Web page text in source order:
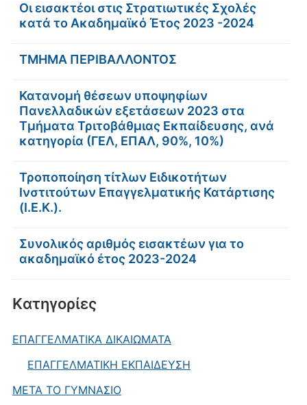
Οι εισακτέοι στις Στρατιωτικές Σχολές
κατά το Ακαδημαϊκό Έτος 2023 -2024
ΤΜΗΜΑ ΠΕΡΙΒΑΛΛΟΝΤΟΣ
Κατανομή θέσεων υποψηφίων
Πανελλαδικών εξετάσεων 2023 στα
Τμήματα Τριτοβάθμιας Εκπαίδευσης, ανά
κατηγορία (ΓΕΛ, ΕΠΑΛ, 90%, 10%)
Τροποποίηση τίτλων Ειδικοτήτων
Ινστιτούτων Επαγγελματικής Κατάρτισης
(Ι.Ε.Κ.).
Συνολικός αριθμός εισακτέων για το
ακαδημαϊκό έτος 2023-2024
Kατηγορίες
ΕΠΑΓΓΕΛΜΑΤΙΚΑ ΔΙΚΑΙΩΜΑΤΑ
ΕΠΑΓΓΕΛΜΑΤΙΚΗ ΕΚΠΑΙΔΕΥΣΗ
ΜΕΤΑ ΤΟ ΓΥΜΝΑΣΙΟ